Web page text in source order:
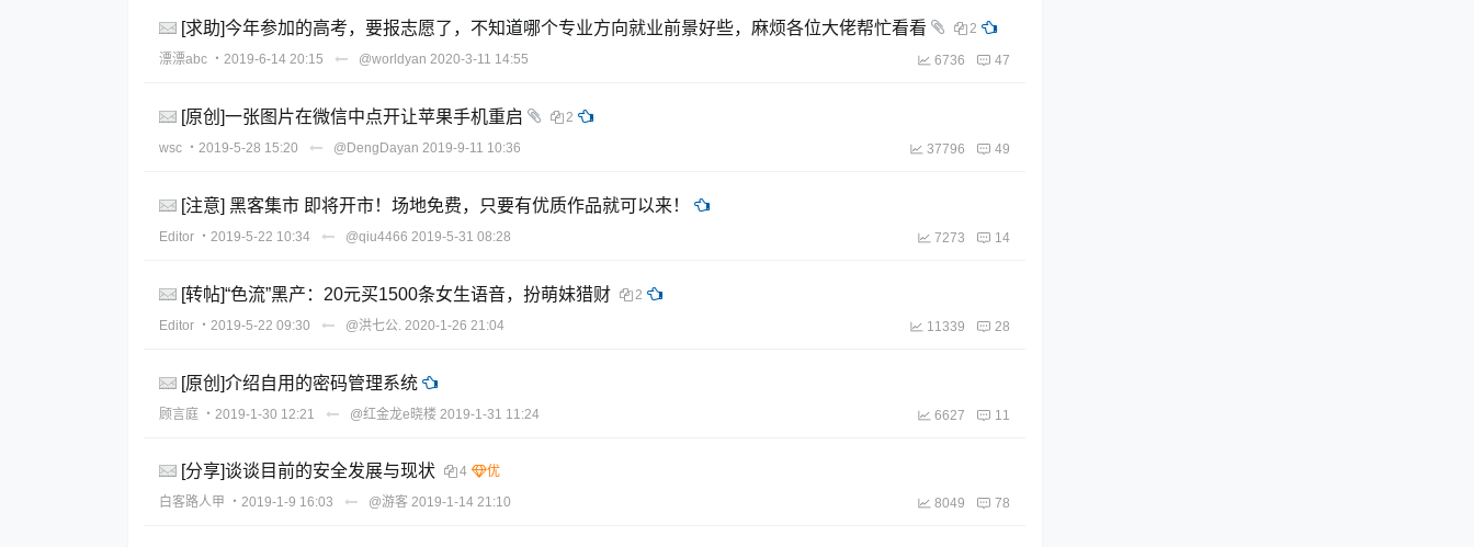
[求助]今年参加的高考，要报志愿了，不知道哪个专业方向就业前景好些，麻烦各位大佬帮忙看看
2
漂漂abc ・2019-6-14 20:15 @worldyan 2020-3-11 14:55 6736 47
[原创]一张图片在微信中点开让苹果手机重启
2
wsc ・2019-5-28 15:20 @DengDayan 2019-9-11 10:36 37796 49
[注意] 黑客集市 即将开市！场地免费，只要有优质作品就可以来！
Editor ・2019-5-22 10:34 @qiu4466 2019-5-31 08:28 7273 14
[转帖]“色流”黑产：20元买1500条女生语音，扮萌妹猎财
2
Editor ・2019-5-22 09:30 @洪七公. 2020-1-26 21:04 11339 28
[原创]介绍自用的密码管理系统
顾言庭 ・2019-1-30 12:21 @红金龙e晓楼 2019-1-31 11:24 6627 11
[分享]谈谈目前的安全发展与现状
4
白客路人甲
・2019-1-9 16:03 @游客 2019-1-14 21:10 8049 78